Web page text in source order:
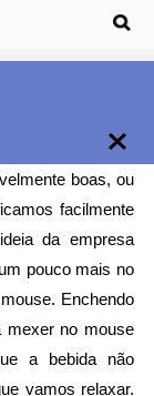
boas, ou
facilmente
da empresa
pouco mais no
Enchendo
mexer no mouse
a bebida não
vamos relaxar.